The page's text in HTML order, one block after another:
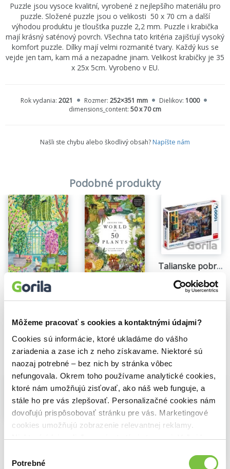
Môžeme pracovať s cookies a kontaktnými údajmi?
Cookies sú informácie, ktoré ukladáme do vášho
zariadenia a zase ich z neho získavame. Niektoré sú
naozaj potrebné – bez nich by stránka vôbec
nefungovala. Okrem toho používame analytické cookies,
ktoré nám umožňujú zisťovať, ako náš web funguje, a
stále ho pre vás zlepšovať. Personalizačné cookies nám
dovoľujú prispôsobovať stránku pre vás. Marketingové
cookies umožňujú zobrazenie relevantnej reklamy.
Niektoré údaje zdieľame aj s tretími stranami. Veľmi by
cookies.
súhlasu
Potrebné
Puzzle jsou vysoce kvalitní, vyrobené z nejlepšího materiálu pro
puzzle. Složené puzzle jsou o velikosti 50 x 70 cm a další
výhodou produktu je tloušťka puzzle 2,2 mm. Puzzle i krabička
mají krásný saténový povrch. Všechna tato kritéria zajišťují vysoký
komfort puzzle. Dílky mají velmi rozmanité tvary. Každý kus se
vejde jen tam, kam má a nezapadne jinam. Velikost krabičky je 35
x 25x 5cm. Vyrobeno v EU.
Rok vydania: 2021 Rozmer: 252×351 mm Dielikov: 1000
dimensions_content: 50 x 70 cm
Našli ste chybu alebo škodlivý obsah? Napíšte nám
Podobné produkty
Sonia Cavallini Jonathan Drori
Talianske pobrežie
10,70€
Vybrané pre teba
Na sklade
Jezero Wanaka
18,39€
Na sklade